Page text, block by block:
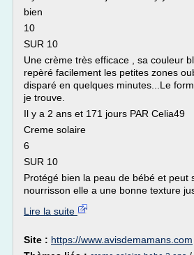
bien
10
SUR 10
Une crème très efficace , sa couleur
repèré facilement les petites zones
disparé en quelques minutes...Le
je trouve.
Il y a 2 ans et 171 jours PAR Celia49
Creme solaire
6
SUR 10
Protégé bien la peau de bébé et peut
nourrisson elle a une bonne texture
Lire la suite
Site : https://www.avisdemamans.com